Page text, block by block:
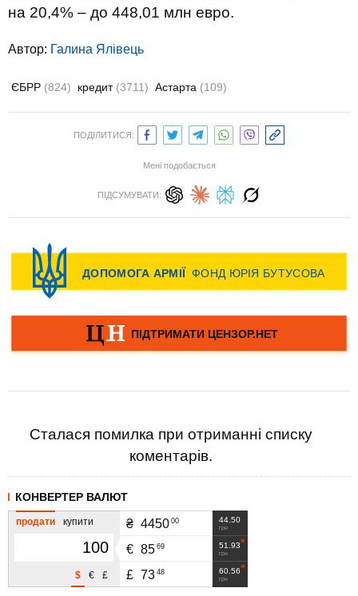
на 20,4% – до 448,01 млн евро.
Автор: Галина Ялівець
ЄБРР (824) кредит (3711) Астарта (109)
ПОДІЛИТИСЯ:
Мені подобається
ПІДСУМУВАТИ:
Сталася помилка при отриманні списку
коментарів.
КОНВЕРТЕР ВАЛЮТ
продати купити
£
€
$
44.50
грн
₴ 4450 00
51.93
грн
€ 85 69
60.56
грн
£ 73 48